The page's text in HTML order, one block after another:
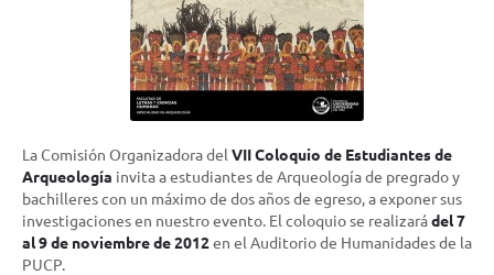
La Comisión Organizadora del VII Coloquio de Estudiantes de
Arqueología invita a estudiantes de Arqueología de pregrado y
bachilleres con un máximo de dos años de egreso, a exponer sus
investigaciones en nuestro evento. El coloquio se realizarádel7
al 9 de noviembre de 2012en el Auditorio de Humanidades de la
PUCP.